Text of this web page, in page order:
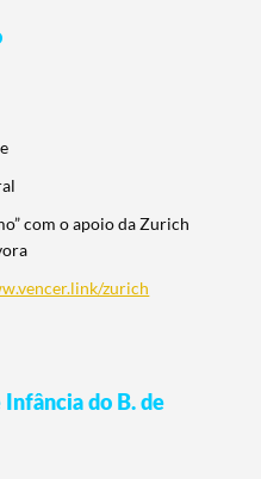
com o apoio da Zurich
zurich
do B. de